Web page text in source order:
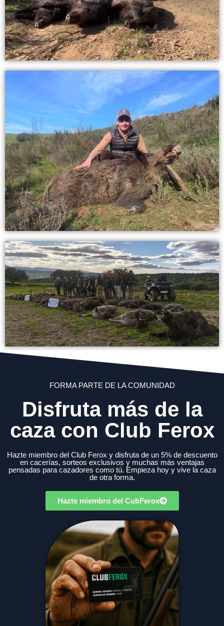
FORMA PARTE DE LA COMUNIDAD
Disfruta más de la
caza con Club Ferox
Hazte miembro del Club Ferox y disfruta de un 5% de descuento
en cacerías, sorteos exclusivos y muchas más ventajas
pensadas para cazadores como tú. Empieza hoy y vive la caza
de otra forma.
Hazte miembro del CubFerox